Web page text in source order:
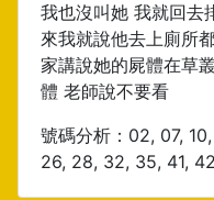
我也沒叫她 我就回去
來我就說他去上廁所
家講說她的屍體在草
體 老師說不要看
號碼分析：02, 07,
26, 28, 32, 35, 41, 42